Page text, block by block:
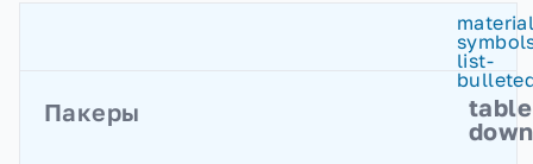
list-
Пакеры
down